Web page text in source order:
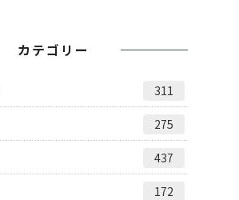
カテゴリー
311
275
437
172